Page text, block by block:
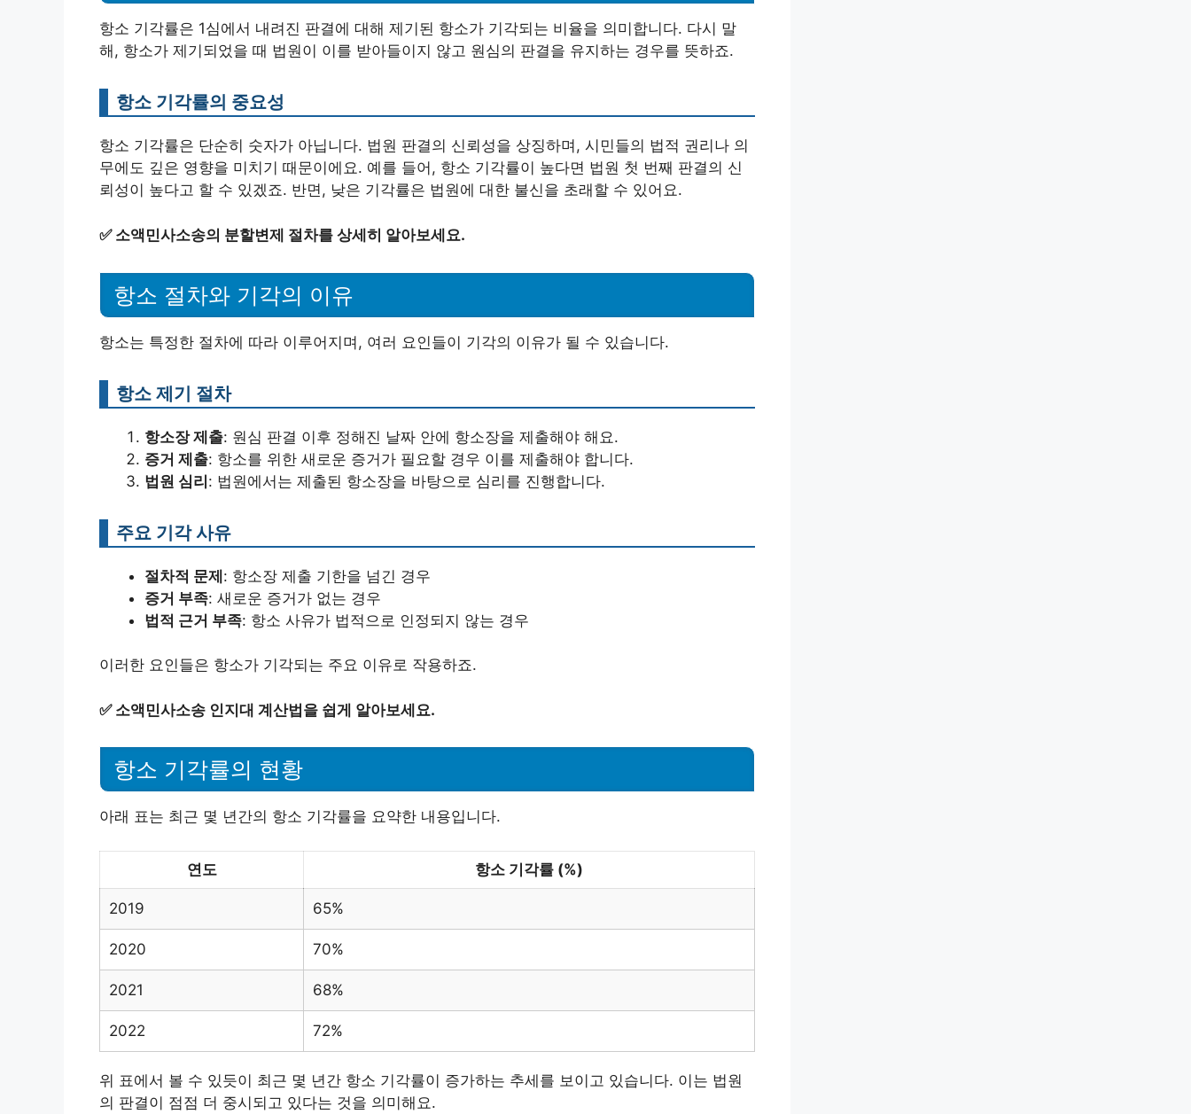
항소 기각률은 1심에서 내려진 판결에 대해 제기된 항소가 기각되는 비율을 의미합니다. 다시 말
해, 항소가 제기되었을 때 법원이 이를 받아들이지 않고 원심의 판결을 유지하는 경우를 뜻하죠.
항소 기각률의 중요성
항소 기각률은 단순히 숫자가 아닙니다. 법원 판결의 신뢰성을 상징하며, 시민들의 법적 권리나 의
무에도 깊은 영향을 미치기 때문이에요. 예를 들어, 항소 기각률이 높다면 법원 첫 번째 판결의 신
뢰성이 높다고 할 수 있겠죠. 반면, 낮은 기각률은 법원에 대한 불신을 초래할 수 있어요.
✅ 소액민사소송의 분할변제 절차를 상세히 알아보세요.
항소 절차와 기각의 이유
항소는 특정한 절차에 따라 이루어지며, 여러 요인들이 기각의 이유가 될 수 있습니다.
항소 제기 절차
항소장 제출: 원심 판결 이후 정해진 날짜 안에 항소장을 제출해야 해요.
증거 제출: 항소를 위한 새로운 증거가 필요할 경우 이를 제출해야 합니다.
법원 심리: 법원에서는 제출된 항소장을 바탕으로 심리를 진행합니다.
주요 기각 사유
절차적 문제: 항소장 제출 기한을 넘긴 경우
증거 부족: 새로운 증거가 없는 경우
법적 근거 부족: 항소 사유가 법적으로 인정되지 않는 경우
이러한 요인들은 항소가 기각되는 주요 이유로 작용하죠.
✅ 소액민사소송 인지대 계산법을 쉽게 알아보세요.
항소 기각률의 현황
아래 표는 최근 몇 년간의 항소 기각률을 요약한 내용입니다.
연도 항소 기각률 (%)
2019 65%
2020 70%
2021 68%
2022 72%
위 표에서 볼 수 있듯이 최근 몇 년간 항소 기각률이 증가하는 추세를 보이고 있습니다. 이는 법원
의 판결이 점점 더 중시되고 있다는 것을 의미해요.